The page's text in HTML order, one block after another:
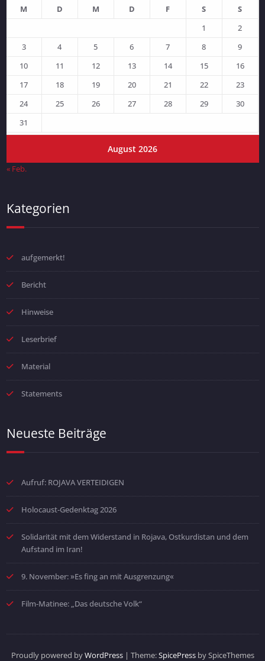
August 2026
M D M D F S
S
1
2
3
4 5 6 7 8
9
10
11 12 13 14 15
16
17
18 19 20 21 22
23
24
25 26 27 28 29
30
31
« Feb.
Kategorien
aufgemerkt!
Bericht
Hinweise
Leserbrief
Material
Statements
Neueste Beiträge
Aufruf: ROJAVA VERTEIDIGEN
Holocaust-Gedenktag 2026
Solidarität mit dem Widerstand in Rojava, Ostkurdistan und dem
Aufstand im Iran!
9. November: »Es fing an mit Ausgrenzung«
Film-Matinee: „Das deutsche Volk“
Proudly powered byWordPress| Theme:SpicePressby SpiceThemes